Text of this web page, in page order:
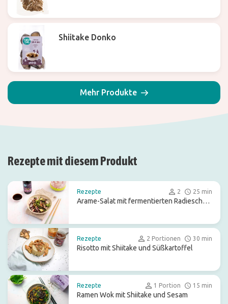
Shiitake Donko
Mehr Produkte
Rezepte mit diesem Produkt
Rezepte 2 25 min
Arame-Salat mit fermentierten Radieschen
Rezepte 2 Portionen 30 min
Risotto mit Shiitake und Süßkartoffel
Rezepte 1 Portion 15 min
Ramen Wok mit Shiitake und Sesam